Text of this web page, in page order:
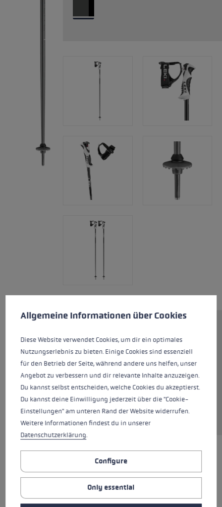
perfect pole for young skiers.
The Trigger S system enables
quick clicking in and out and,
therefore, maximum security.
Sturdy TS 4.5 Aluminium makes
the pole both robust and
lightweight at the same time.
This website uses cookies to give you the best possible experience.
Allgemeine Informationen über Cookies
Diese Website verwendet Cookies, um dir ein optimales
Nutzungserlebnis zu bieten. Einige Cookies sind essenziell
für den Betrieb der Seite, während andere uns helfen, unser
Angebot zu verbessern und dir relevante Inhalte anzuzeigen.
Du kannst selbst entscheiden, welche Cookies du akzeptierst.
Du kannst deine Einwilligung jederzeit über die "Cookie-
Einstellungen" am unteren Rand der Website widerrufen.
Weitere Informationen findest du in unserer
Datenschutzerklärung.
Configure
Only essential